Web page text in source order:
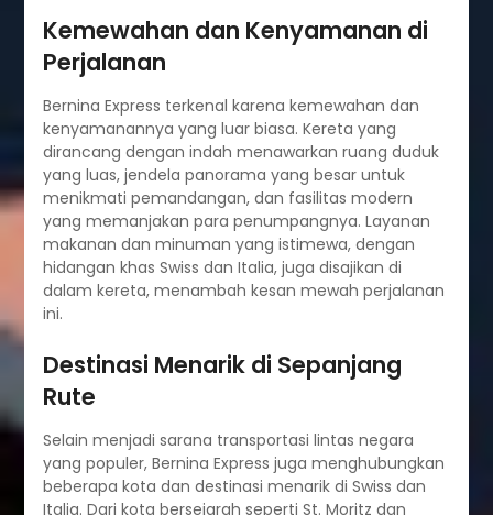
Kemewahan dan Kenyamanan di
Perjalanan
Bernina Express terkenal karena kemewahan dan
kenyamanannya yang luar biasa. Kereta yang
dirancang dengan indah menawarkan ruang duduk
yang luas, jendela panorama yang besar untuk
menikmati pemandangan, dan fasilitas modern
yang memanjakan para penumpangnya. Layanan
makanan dan minuman yang istimewa, dengan
hidangan khas Swiss dan Italia, juga disajikan di
dalam kereta, menambah kesan mewah perjalanan
ini.
Destinasi Menarik di Sepanjang
Rute
Selain menjadi sarana transportasi lintas negara
yang populer, Bernina Express juga menghubungkan
beberapa kota dan destinasi menarik di Swiss dan
Italia. Dari kota bersejarah seperti St. Moritz dan